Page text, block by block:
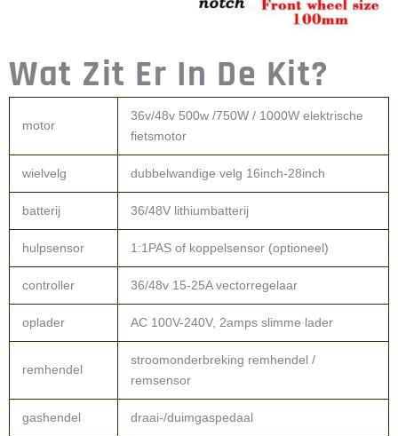
Wat Zit Er In De Kit?
motor
36v/48v 500w /750W / 1000W elektrische
fietsmotor
wielvelg dubbelwandige velg 16inch-28inch
batterij 36/48V lithiumbatterij
hulpsensor 1:1PAS of koppelsensor (optioneel)
controller 36/48v 15-25A vectorregelaar
oplader AC 100V-240V, 2amps slimme lader
remhendel
stroomonderbreking remhendel /
remsensor
gashendel draai-/duimgaspedaal